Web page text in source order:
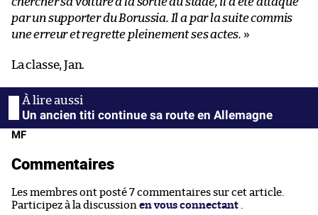
par un supporter du Borussia. Il a par la suite commis
une erreur et regrette pleinement ses actes. »
La classe, Jan.
Un ancien titi continue sa route en Allemagne
MF
Commentaires
Les membres ont posté 7 commentaires sur cet article.
Participez à la discussion en vous connectant